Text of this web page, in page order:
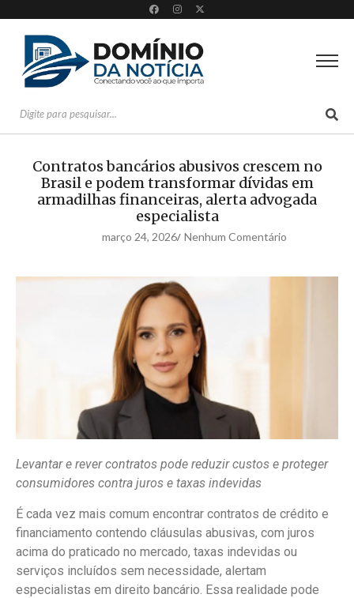
Contratos bancários abusivos crescem no
Brasil e podem transformar dívidas em
armadilhas financeiras, alerta advogada
especialista
março 24, 2026/ Nenhum Comentário
Levantar e rever contratos pode reduzir custos e proteger
consumidores contra juros e taxas indevidas
É cada vez mais comum encontrar contratos de crédito e
financiamento contendo cláusulas abusivas, com juros
acima do praticado no mercado, taxas indevidas ou
serviços incluídos sem necessidade, alertam
especialistas em direito bancário. Essa realidade pode